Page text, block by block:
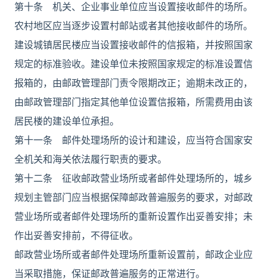
第十条 机关、企业事业单位应当设置接收邮件的场所。
农村地区应当逐步设置村邮站或者其他接收邮件的场所。
建设城镇居民楼应当设置接收邮件的信报箱，并按照国家
规定的标准验收。建设单位未按照国家规定的标准设置信
报箱的，由邮政管理部门责令限期改正；逾期未改正的，
由邮政管理部门指定其他单位设置信报箱，所需费用由该
居民楼的建设单位承担。
第十一条 邮件处理场所的设计和建设，应当符合国家安
全机关和海关依法履行职责的要求。
第十二条 征收邮政营业场所或者邮件处理场所的，城乡
规划主管部门应当根据保障邮政普遍服务的要求，对邮政
营业场所或者邮件处理场所的重新设置作出妥善安排；未
作出妥善安排前，不得征收。
邮政营业场所或者邮件处理场所重新设置前，邮政企业应
当采取措施，保证邮政普遍服务的正常进行。